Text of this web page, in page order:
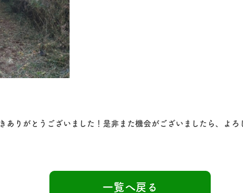
ありがとうございました！是非また機会がございましたら、よろ
一覧へ戻る